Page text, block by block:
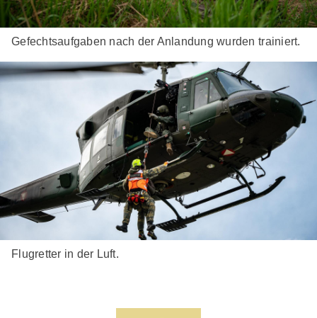
Gefechtsaufgaben nach der Anlandung wurden trainiert.
Flugretter in der Luft.